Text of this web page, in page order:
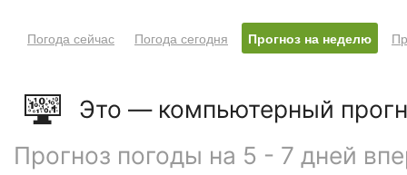
Погода сейчас Погода сегодня Прогноз на неделю
Это — компьютерный
Прогноз погоды на 5 - 7 дней